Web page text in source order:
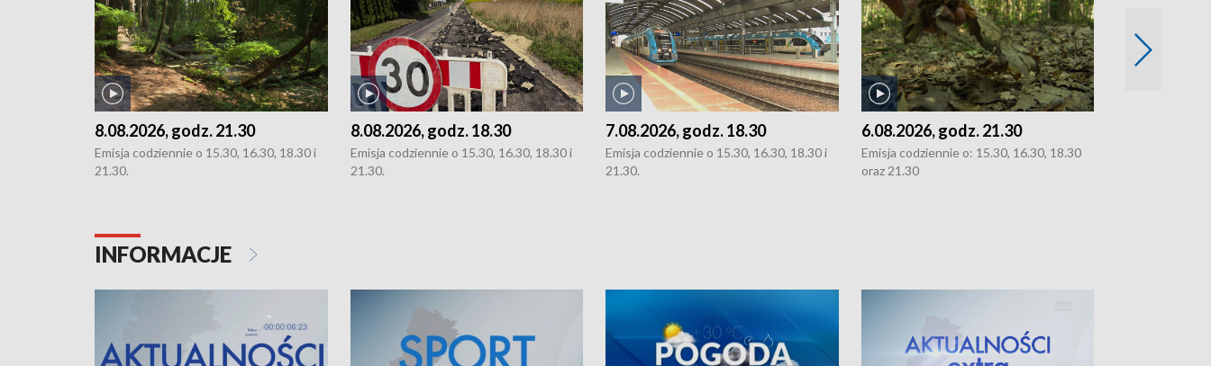
8.08.2026, godz. 21.30
Emisja codziennie o 15.30, 16.30, 18.30 i
21.30.
8.08.2026, godz. 18.30
Emisja codziennie o 15.30, 16.30, 18.30 i
21.30.
7.08.2026, godz. 18.30
Emisja codziennie o 15.30, 16.30, 18.30 i
21.30.
6.08.2026, godz. 21.30
Emisja codziennie o: 15.30, 16.30, 18.30
oraz 21.30
INFORMACJE